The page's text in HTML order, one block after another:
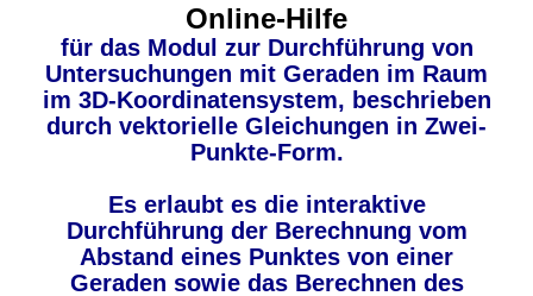
Online-Hilfe
für das Modul zur Durchführung von
Untersuchungen mit Geraden im Raum
im 3D-Koordinatensystem, beschrieben
durch vektorielle Gleichungen in Zwei-
Punkte-Form.
Es erlaubt es die interaktive
Durchführung der Berechnung vom
Abstand eines Punktes von einer
Geraden sowie das Berechnen des